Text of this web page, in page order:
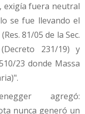
exigía fuera neutral
se fue llevando el
81/05 de la Sec.
231/19) y
23 donde Massa
agregó:
nunca generó un